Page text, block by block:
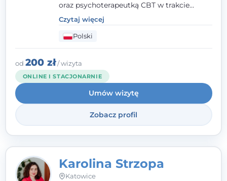
oraz psychoterapeutką CBT w trakcie
szkolenia. Pracuję z dorosłymi, którzy
szukają wsparcia w trudnych momentach -
w obliczu lęku, przewlekłego stresu,
natłoku myśli, obniżonego nastroju,
wypalenia czy kryzysu, a także po prostu
chcą lepiej poznać siebie.
Czytaj więcej
Polski
od 200 zł/ wizyta
ONLINE I STACJONARNIE
Umów wizytę
Zobacz profil
Karolina Strzopa
Katowice